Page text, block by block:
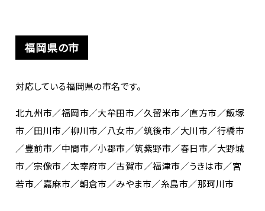
福岡県の市
対応している福岡県の市名です。
北九州市／福岡市／大牟田市／久留米市／直方市／飯塚
市／田川市／柳川市／八女市／筑後市／大川市／行橋市
／豊前市／中間市／小郡市／筑紫野市／春日市／大野城
市／宗像市／太宰府市／古賀市／福津市／うきは市／宮
若市／嘉麻市／朝倉市／みやま市／糸島市／那珂川市